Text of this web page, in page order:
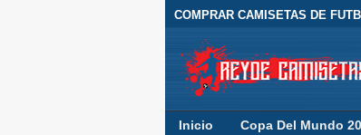
COMPRAR CAMISETAS DE
Inicio Copa Del Mundo